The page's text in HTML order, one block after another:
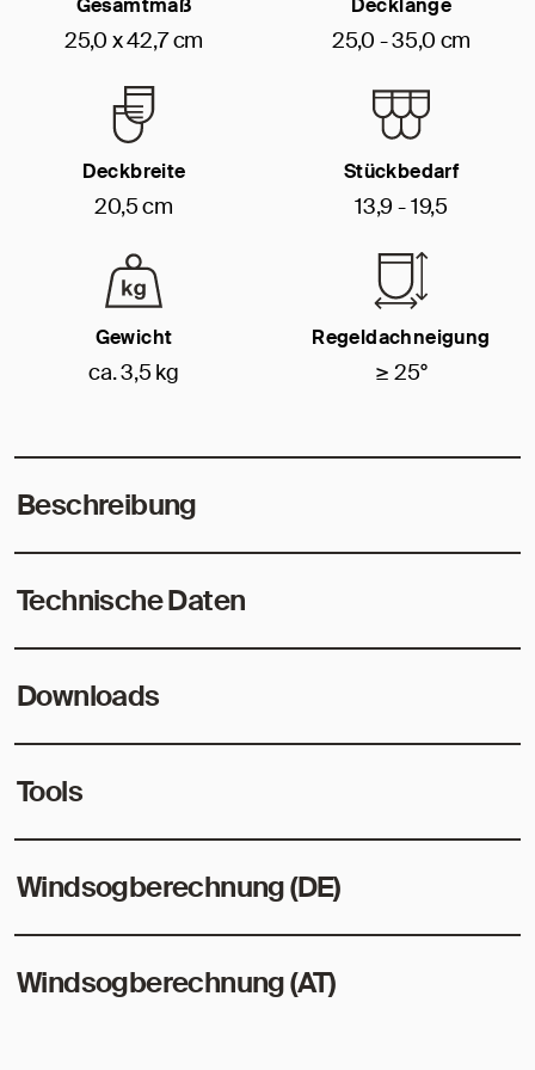
Gesamtmaß
25,0 x 42,7 cm
Decklänge
25,0 - 35,0 cm
Deckbreite
20,5 cm
Stückbedarf
13,9 - 19,5
Gewicht
ca. 3,5 kg
Regeldachneigung
≥ 25°
Beschreibung
Technische Daten
Downloads
Tools
Windsogberechnung (DE)
Windsogberechnung (AT)